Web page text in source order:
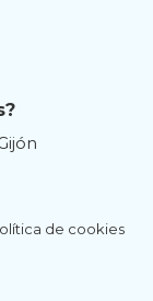
de cookies